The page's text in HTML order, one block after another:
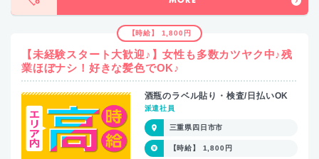
【時給】 1,800円
【未経験スタート大歓迎♪】女性も多数カツヤク中♪残
業ほぼナシ！好きな髪色でOK♪
酒瓶のラベル貼り・検査/日払いOK
派遣社員
三重県四日市市
【時給】 1,800円